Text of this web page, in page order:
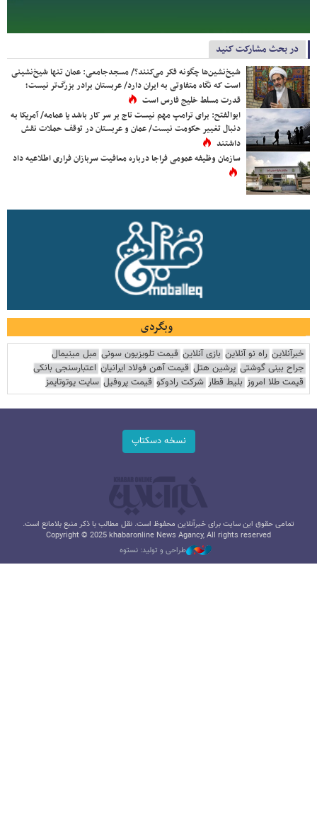
در بحث مشارکت کنید
شیخ‌نشین‌ها چگونه فکر می‌کنند؟/ مسجدجامعی: عمان تنها شیخ‌نشینی
است که نگاه متفاوتی به ایران دارد/ عربستان برادر بزرگ‌تر نیست؛
قدرت مسلط خلیج فارس است
ابوالفتح: برای ترامپ مهم نیست تاج بر سر کار باشد یا عمامه/ آمریکا به
دنبال تغییر حکومت نیست/ عمان و عربستان در توقف حملات نقش
داشتند
سازمان وظیفه عمومی فراجا درباره معافیت سربازان فراری اطلاعیه داد
وبگردی
خبرآنلاین راه نو آنلاین بازی آنلاین قیمت تلویزیون سونی مبل مینیمال
جراح بینی گوشتی پرشین هتل قیمت آهن فولاد ایرانیان اعتبارسنجی بانکی
قیمت طلا امروز بلیط قطار شرکت رادوکو قیمت پروفیل سایت یوتوتایمز
نسخه دسکتاپ
تمامی حقوق این سایت برای خبرآنلاین محفوظ است. نقل مطالب با ذکر منبع بلامانع است.
Copyright © 2025 khabaronline News Agancy, All rights reserved
طراحی و تولید: نستوه